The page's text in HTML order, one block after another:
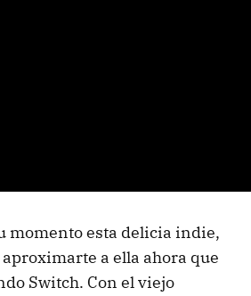
momento esta delicia indie,
a ella ahora que
Switch. Con el viejo